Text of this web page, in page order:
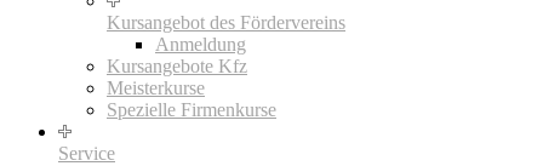
Kursangebot des Fördervereins
Anmeldung
Kursangebote Kfz
Meisterkurse
Spezielle Firmenkurse
Service